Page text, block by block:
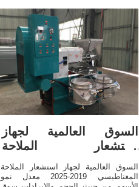
السوق العالمية لجهاز
استشعار الملاحة
المغناطيسي 2019-2025
السوق العالمية لجهاز استشعار الملاحة
المغناطيسي 2019-2025 معدل نمو